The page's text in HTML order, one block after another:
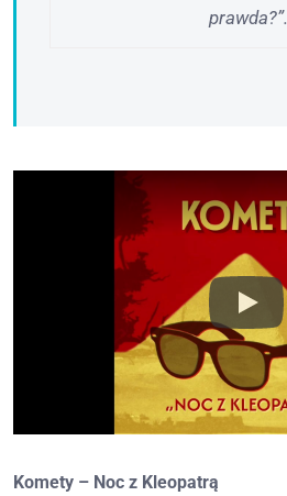
prawda?”.
Komety – Noc z Kleopatrą